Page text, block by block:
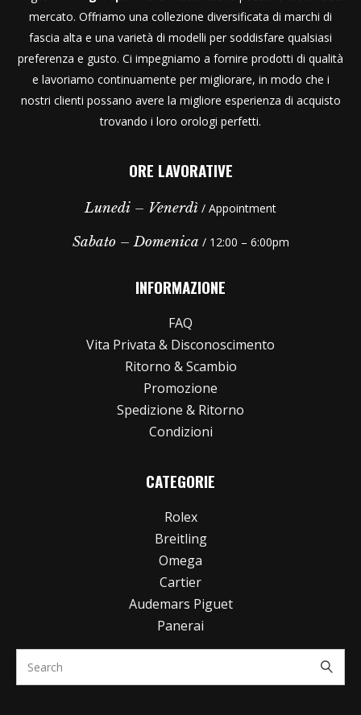
mercato. Offriamo una collezione diversificata di marchi di
fascia alta e una varietà di modelli per soddisfare qualsiasi
preferenza e gusto. Ci impegniamo a fornire prodotti di qualità
e lavoriamo continuamente per migliorare, in modo che i
nostri clienti possano avere la migliore esperienza di acquisto
trovando i loro orologi perfetti.
ORE LAVORATIVE
Lunedi – Venerdì / Appointment
Sabato – Domenica / 12:00 – 6:00pm
INFORMAZIONE
FAQ
Vita Privata & Disconoscimento
Ritorno & Scambio
Promozione
Spedizione & Ritorno
Condizioni
CATEGORIE
Rolex
Breitling
Omega
Cartier
Audemars Piguet
Panerai